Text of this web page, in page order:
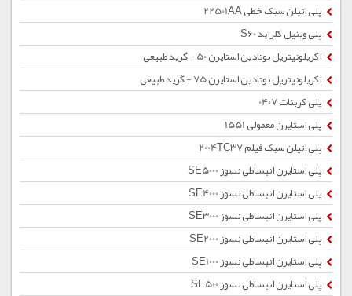
پلی اتیلن سبک خطی 22501AA
پلی وینیل کلراید S60
اکریلونیتریل بوتادین استایرن 50 - گرید طبیعی
اکریلونیتریل بوتادین استایرن 75 - گرید طبیعی
پلی کربنات 0407
پلی استایرن معمولی 1551
پلی اتیلن سبک فیلم 2004TC37
پلی استایرن انبساطی نسوز SE5000
پلی استایرن انبساطی نسوز SE4000
پلی استایرن انبساطی نسوز SE3000
پلی استایرن انبساطی نسوز SE2000
پلی استایرن انبساطی نسوز SE1000
پلی استایرن انبساطی نسوز SE500